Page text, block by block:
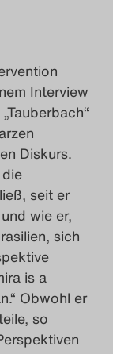
Interview
Diskurs.
seit er
wie er,
sich
is a
Obwohl er
so